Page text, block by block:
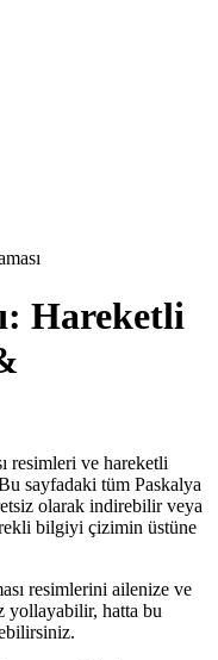
Hareketli
resimleri ve hareketli
sayfadaki tüm Paskalya
olarak indirebilir veya
bilgiyi çizimin üstüne
resimlerini ailenize ve
yollayabilir, hatta bu